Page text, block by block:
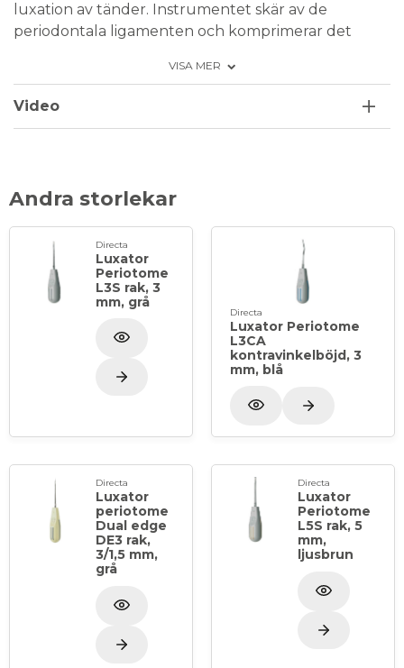
luxation av tänder. Instrumentet skär av de
periodontala ligamenten och komprimerar det
ett minimum av skada på vävnaden. Grått
ergonomiskt handtag med färgkod. Levereras med
Fixus skyddsbehållare. Omvänt böjd 3 mm, färgkod
VISA MER
Video
Andra storlekar
Directa
Luxator
Periotome
L3S rak, 3
mm, grå
Directa
Luxator Periotome
L3CA
kontravinkelböjd, 3
mm, blå
Directa
Luxator
periotome
Dual edge
DE3 rak,
3/1,5 mm,
grå
Directa
Luxator
Periotome
L5S rak, 5
mm,
ljusbrun